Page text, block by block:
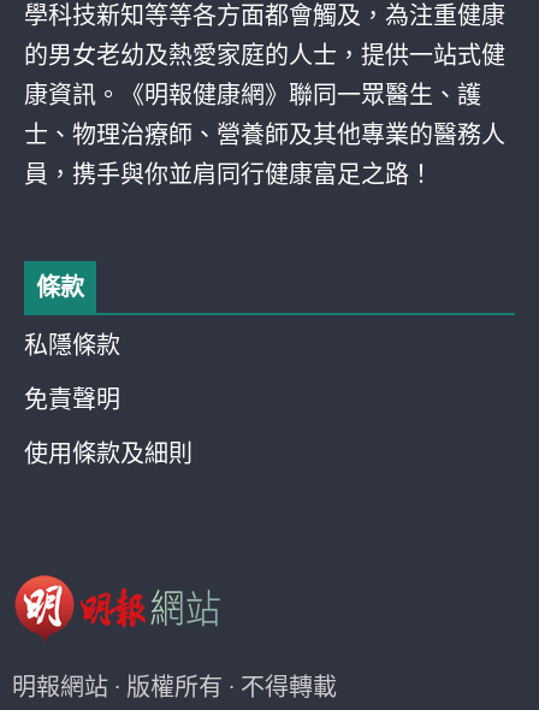
學科技新知等等各方面都會觸及，為注重健康
的男女老幼及熱愛家庭的人士，提供一站式健
康資訊。《明報健康網》聯同一眾醫生、護
士、物理治療師、營養師及其他專業的醫務人
員，携手與你並肩同行健康富足之路！
條款
私隱條款
免責聲明
使用條款及細則
明報網站 · 版權所有 · 不得轉載